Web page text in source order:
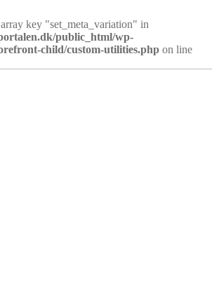
key "set_meta_variation" in
public_html/wp-
child/custom-utilities.php on line